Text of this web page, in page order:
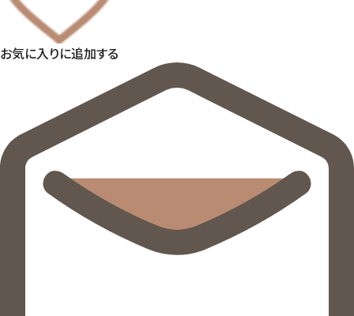
お気に入りに追加する